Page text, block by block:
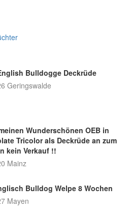
Bulldogge Deckrüde
Geringswalde
Wunderschönen OEB in
Tricolor als Deckrüde an zum
kein Verkauf !!
Mainz
Bulldog Welpe 8 Wochen
Mayen